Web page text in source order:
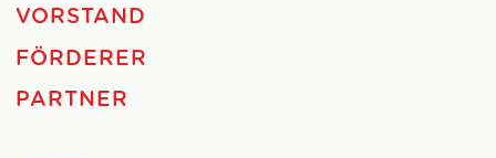
VORSTAND
FÖRDERER
PARTNER